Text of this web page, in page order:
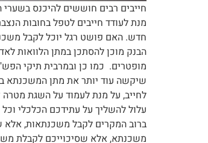
חייבים רבים חוששים להיכנס
מנת לעודד חייבים לטפל בחובות
חדש. האם פושט רגל יוכל לקבל
הבנק מוכן להסתכן במתן הלוואות
מופטרים. כמו כן ובמרבית תיקי
שיקשה עוד יותר את מתן המשכנתא
לחייב, על מנת לעמוד על השגת מטרה
עלול להשליך על עתידכם הכלכלי
ברוב המקרים לקבל משכנתאות, אלא
משכנתא, אלא שסיכוייכם לקבלת